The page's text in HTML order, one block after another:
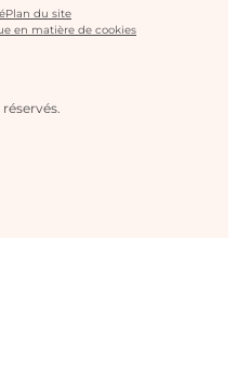
Plan du site
en matière de cookies